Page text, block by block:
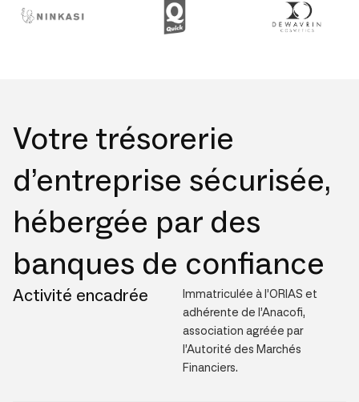
Votre trésorerie
d’entreprise sécurisée,
hébergée par des
banques de confiance
Activité encadrée
Immatriculée à l’ORIAS et
adhérente de l’Anacofi,
association agréée par
l’Autorité des Marchés
Financiers.